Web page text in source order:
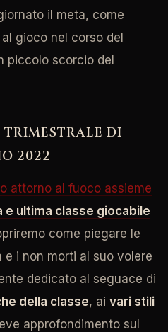
il meta, come
gioco nel corso del
piccolo scorcio del
DI
2022
attorno al fuoco assieme
e ultima classe giocabile
come piegare le
i non morti al suo volere
dedicato al seguace di
della classe, ai vari stili
approfondimento sul